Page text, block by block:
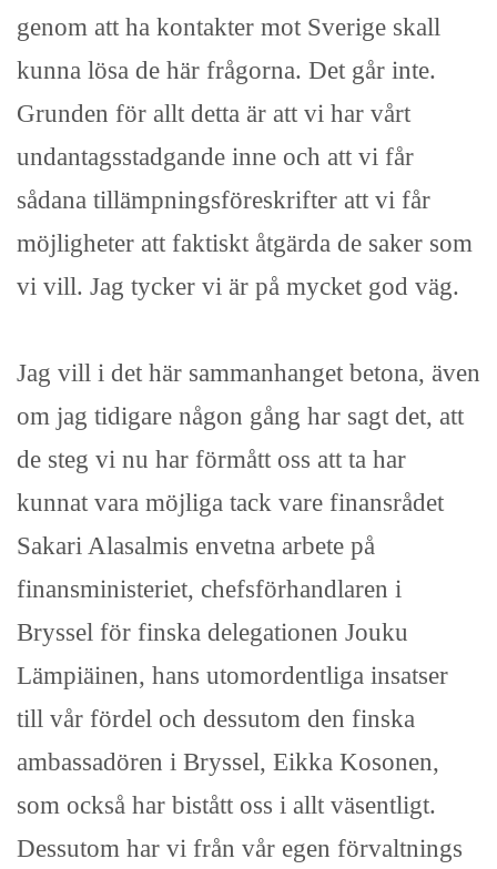
genom att ha kontakter mot Sverige skall
kunna lösa de här frågorna. Det går inte.
Grunden för allt detta är att vi har vårt
undantagsstadgande inne och att vi får
sådana tillämpningsföreskrifter att vi får
möjligheter att faktiskt åtgärda de saker som
vi vill. Jag tycker vi är på mycket god väg.
Jag vill i det här sammanhanget betona, även
om jag tidigare någon gång har sagt det, att
de steg vi nu har förmått oss att ta har
kunnat vara möjliga tack vare finansrådet
Sakari Alasalmis envetna arbete på
finansministeriet, chefsförhandlaren i
Bryssel för finska delegationen Jouku
Lämpiäinen, hans utomordentliga insatser
till vår fördel och dessutom den finska
ambassadören i Bryssel, Eikka Kosonen,
som också har bistått oss i allt väsentligt.
Dessutom har vi från vår egen förvaltnings